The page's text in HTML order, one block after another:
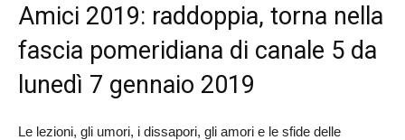
Amici 2019: raddoppia, torna nella
fascia pomeridiana di canale 5 da
lunedì 7 gennaio 2019
Le lezioni, gli umori, i dissapori, gli amori e le sfide delle